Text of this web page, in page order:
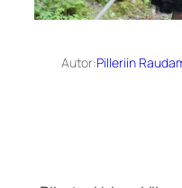
Autor:Pilleriin